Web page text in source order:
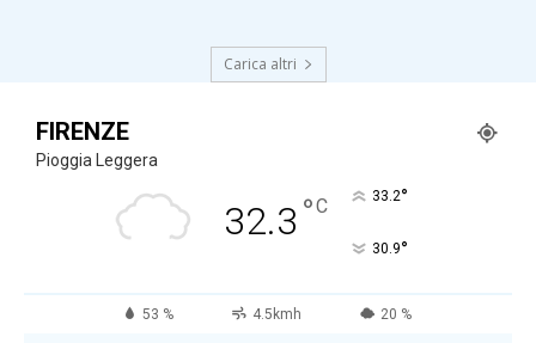
Carica altri
FIRENZE
Pioggia Leggera
32.3 °C 33.2°
30.9°
53 % 4.5kmh 20 %